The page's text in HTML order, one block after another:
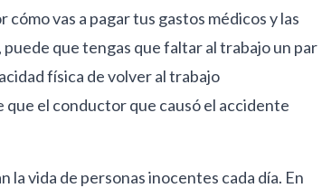
vas a pagar tus gastos médicos y las
que tengas que faltar al trabajo un par
física de volver al trabajo
el conductor que causó el accidente
vida de personas inocentes cada día. En